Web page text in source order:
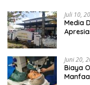
Juli 10,
Media
Juni 20,
Biaya